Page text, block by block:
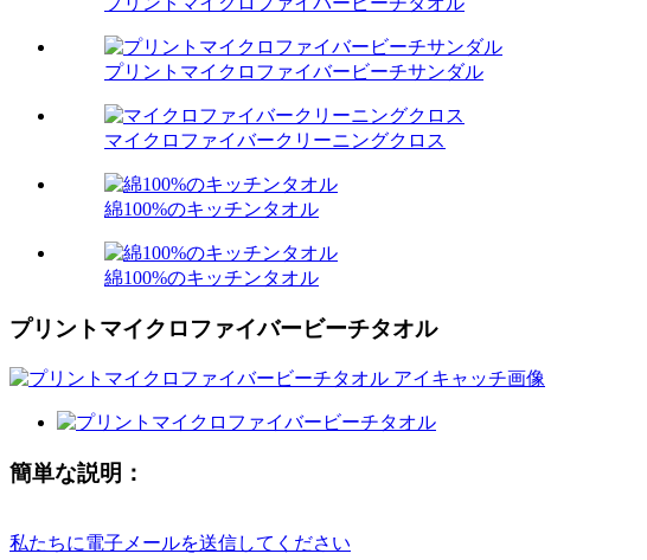
プリントマイクロファイバービーチサンダル
マイクロファイバークリーニングクロス
綿100%のキッチンタオル
綿100%のキッチンタオル
プリントマイクロファイバービーチタオル
簡単な説明：
私たちに電子メールを送信してください